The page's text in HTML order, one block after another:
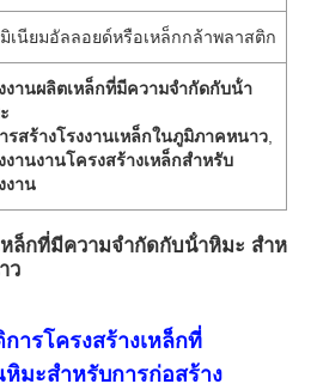
เนียมอัลลอยด์หรือเหล็กกล้าพลาสติก
งานผลิตเหล็กที่มีความจํากัดกับน้ํา
รสร้างโรงงานเหล็กในภูมิภาคหนาว
งานงานโครงสร้างเหล็กสําหรับ
งาน
หล็กที่มีความจํากัดกับน้ําหิมะ สําห
ว
ารโครงสร้างเหล็กที่
มะสำหรับการก่อสร้าง